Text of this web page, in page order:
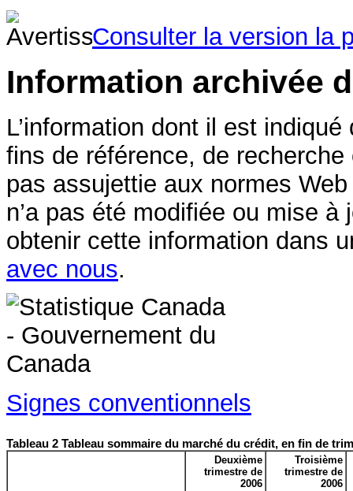
Consulter la version la
Information archivée
L’information dont il est
fins de référence, de
pas assujettie aux normes
n’a pas été modifiée ou mise
obtenir cette information dans
avec nous.
Signes conventionnels
Tableau 2 Tableau sommaire du marché du crédit, en fin de
Deuxième
trimestre de
2006
Troisième
trimestre de
2006